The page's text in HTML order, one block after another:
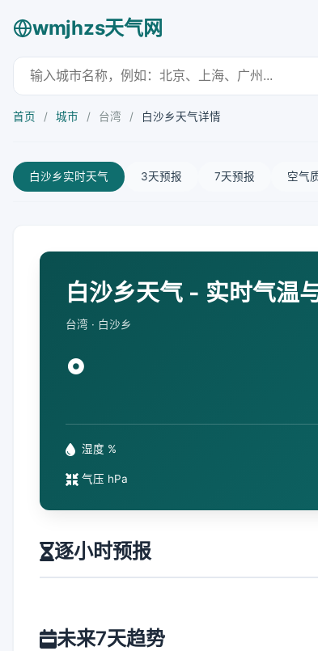
wmjhzs天气网
首页 / 城市 / 台湾 / 白沙乡天气详情
白沙乡实时天气 3天预报 7天预报 空气
白沙乡天气 - 实时气温
台湾 · 白沙乡
°
湿度 %
气压 hPa
逐小时预报
未来7天趋势